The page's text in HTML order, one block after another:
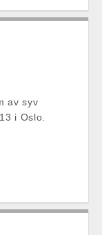
av syv
i Oslo.